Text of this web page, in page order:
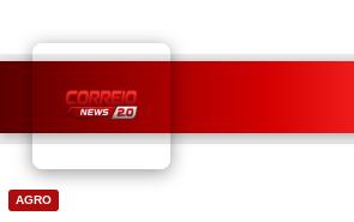
content
AGRO